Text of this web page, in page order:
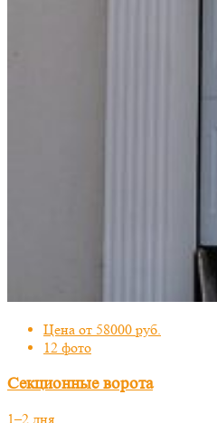
Цена от 58000 руб.
12 фото
Секционные ворота
1–2 дня